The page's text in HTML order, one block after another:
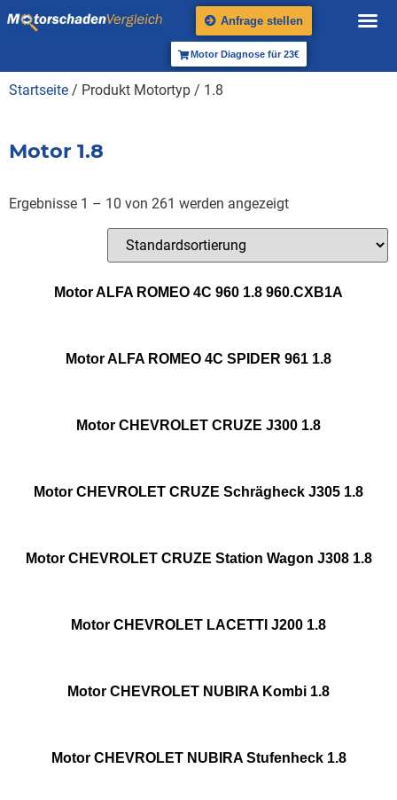
Anfrage stellen
Motor Diagnose für 23€
Startseite / Produkt Motortyp / 1.8
Motor 1.8
Ergebnisse 1 – 10 von 261 werden angezeigt
Motor ALFA ROMEO 4C 960 1.8 960.CXB1A
Motor ALFA ROMEO 4C SPIDER 961 1.8
Motor CHEVROLET CRUZE J300 1.8
Motor CHEVROLET CRUZE Schrägheck J305 1.8
Motor CHEVROLET CRUZE Station Wagon J308 1.8
Motor CHEVROLET LACETTI J200 1.8
Motor CHEVROLET NUBIRA Kombi 1.8
Motor CHEVROLET NUBIRA Stufenheck 1.8